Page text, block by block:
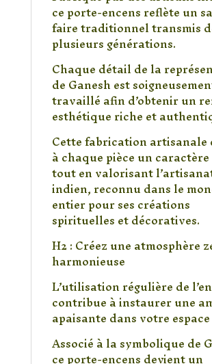
ce porte-encens reflète un
faire traditionnel transmis
plusieurs générations.
Chaque détail de la
de Ganesh est
travaillé afin d’obtenir un
esthétique riche et
Cette fabrication artisanale
à chaque pièce un
tout en valorisant
indien, reconnu dans le
entier pour ses créations
spirituelles et décoratives.
H2 : Créez une atmosphère
harmonieuse
L’utilisation régulière de
contribue à instaurer une
apaisante dans votre
Associé à la symbolique de
ce porte-encens devient un